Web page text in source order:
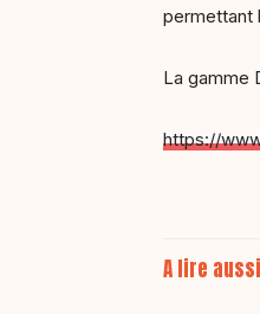
permettant
La gamme
https://
A lire